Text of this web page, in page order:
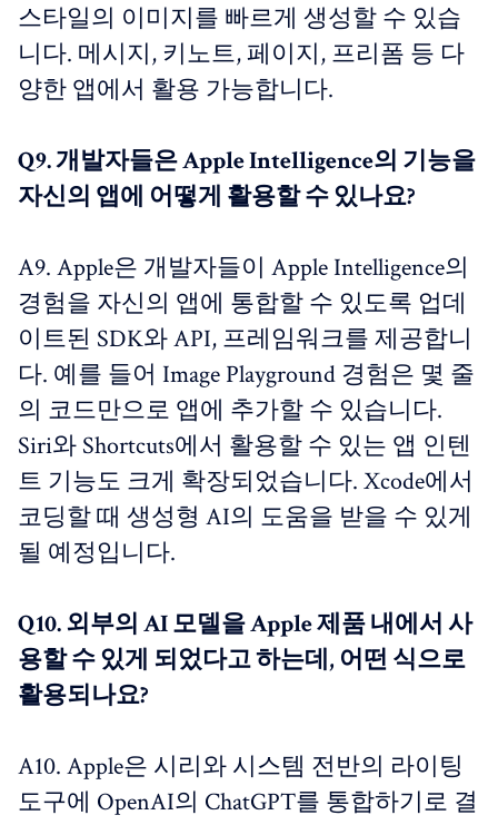
스타일의 이미지를 빠르게 생성할 수 있습
니다. 메시지, 키노트, 페이지, 프리폼 등 다
양한 앱에서 활용 가능합니다.
Q9. 개발자들은 Apple Intelligence의 기능을
자신의 앱에 어떻게 활용할 수 있나요?
A9. Apple은 개발자들이 Apple Intelligence의
경험을 자신의 앱에 통합할 수 있도록 업데
이트된 SDK와 API, 프레임워크를 제공합니
다. 예를 들어 Image Playground 경험은 몇 줄
의 코드만으로 앱에 추가할 수 있습니다.
Siri와 Shortcuts에서 활용할 수 있는 앱 인텐
트 기능도 크게 확장되었습니다. Xcode에서
코딩할 때 생성형 AI의 도움을 받을 수 있게
될 예정입니다.
Q10. 외부의 AI 모델을 Apple 제품 내에서 사
용할 수 있게 되었다고 하는데, 어떤 식으로
활용되나요?
A10. Apple은 시리와 시스템 전반의 라이팅
도구에 OpenAI의 ChatGPT를 통합하기로 결